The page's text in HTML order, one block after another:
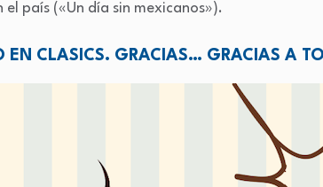
país («Un día sin mexicanos»).
CLASICS. GRACIAS… GRACIAS A